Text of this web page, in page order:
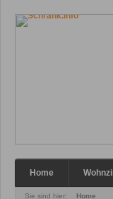
Home
Sie sind hier: Home